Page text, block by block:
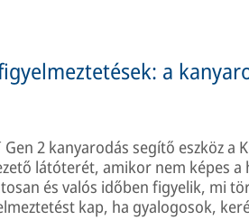
a
Gen 2 kanyarodás segítő eszköz a
látóterét, amikor nem képes
és valós időben figyelik, mi
kap, ha gyalogosok,